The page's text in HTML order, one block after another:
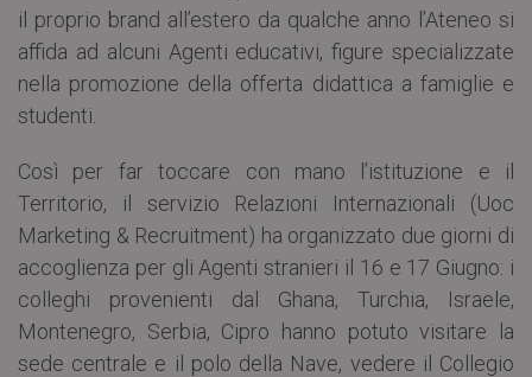
il proprio brand all’estero da qualche anno l’Ateneo si
affida ad alcuni Agenti educativi, figure specializzate
nella promozione della offerta didattica a famiglie e
studenti.
Così per far toccare con mano l’istituzione e il
Territorio, il servizio Relazioni Internazionali (Uoc
Marketing & Recruitment) ha organizzato due giorni di
accoglienza per gli Agenti stranieri il 16 e 17 Giugno: i
colleghi provenienti dal Ghana, Turchia, Israele,
Montenegro, Serbia, Cipro hanno potuto visitare la
sede centrale e il polo della Nave, vedere il Collegio